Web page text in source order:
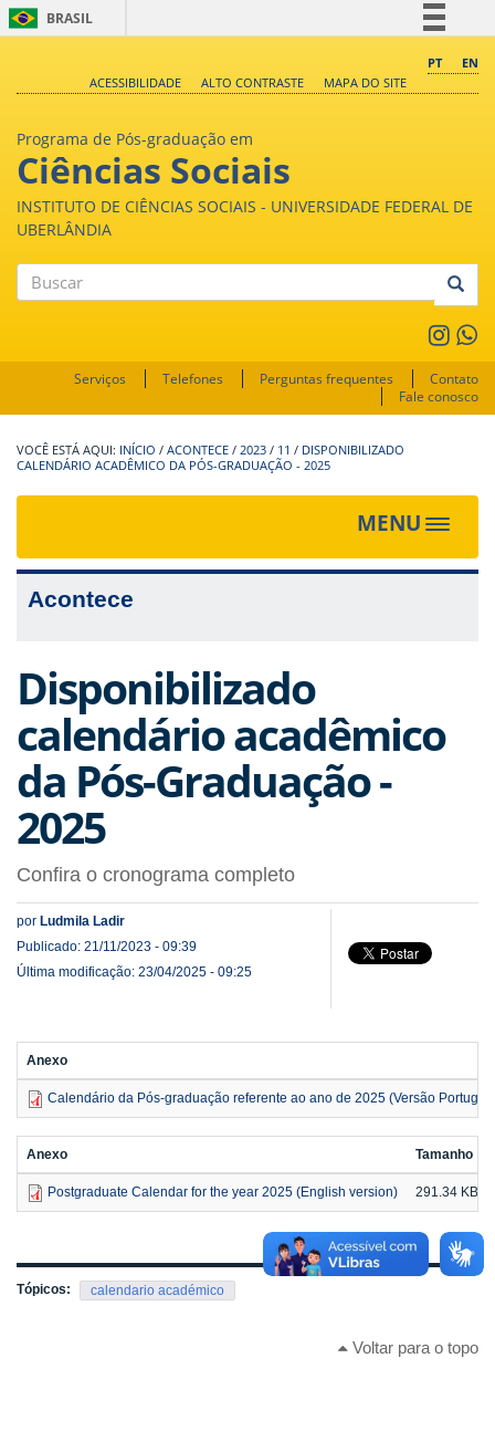
BRASIL
Comunica BR
PT
EN
ACESSIBILIDADE
ALTO CONTRASTE MAPA DO SITE
Programa de Pós-graduação em
Ciências Sociais
INSTITUTO DE CIÊNCIAS SOCIAIS - UNIVERSIDADE FEDERAL DE
UBERLÂNDIA
Serviços Telefones Perguntas frequentes
Contato
Fale conosco
INÍCIO / ACONTECE / 2023 / 11 / DISPONIBILIZADO
CALENDÁRIO ACADÊMICO DA PÓS-GRADUAÇÃO - 2025
MENU
Toggle
Acontece
Disponibilizado
calendário acadêmico
da Pós-Graduação -
2025
Confira o cronograma completo
por Ludmila Ladir
Publicado: 21/11/2023 - 09:39
Última modificação: 23/04/2025 - 09:25
Anexo
Calendário da Pós-graduação referente ao ano de 2025 (Versão
Anexo Tamanho
Postgraduate Calendar for the year 2025 (English version) 291.34 KB
Tópicos: calendario académico
Voltar para o topo